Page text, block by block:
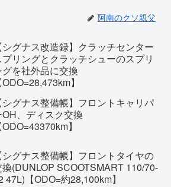
阿南のクソ親父
シグナス改造録】クラッチセンター
プリングとクラッチシューのスプリ
グを社外品に交換
ODO=28,473km】
シグナス整備帳】フロントキャリパ
OH、ディスク交換
ODO=43370km】
シグナス整備帳】フロントタイヤの
換(DUNLOP SCOOTSMART 110/70-
47L)【ODO=約28,100km】